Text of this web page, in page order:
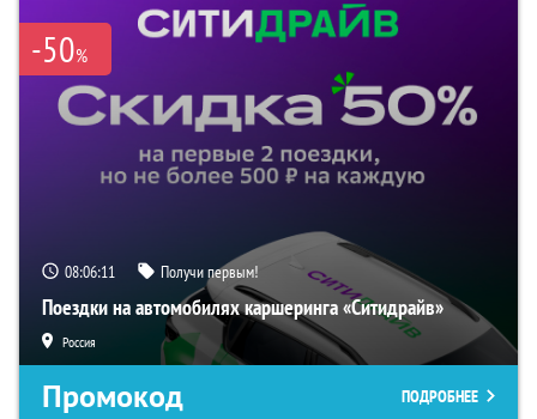
-50%
08:06:10 Получи первым!
Поездки на автомобилях каршеринга «Ситидрайв»
Россия
Промокод ПОДРОБНЕЕ